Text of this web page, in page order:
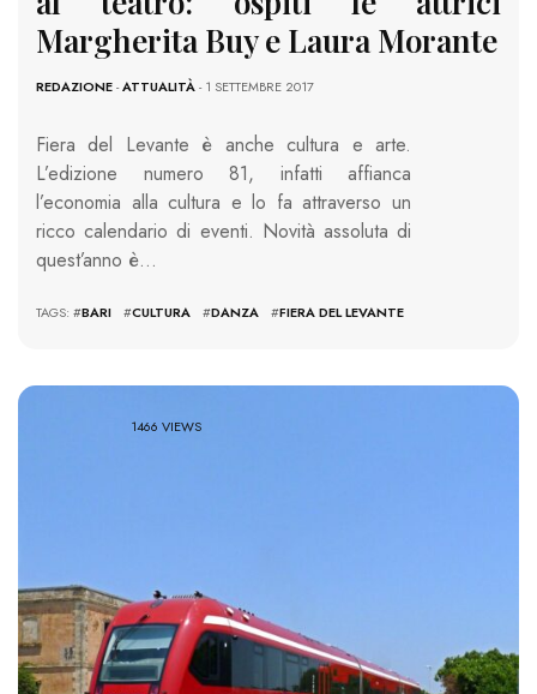
Margherita Buy e Laura Morante
REDAZIONE-ATTUALITÀ- 1 SETTEMBRE 2017
Fiera del Levante è anche cultura e arte.
L’edizione numero 81, infatti affianca
l’economia alla cultura e lo fa attraverso un
ricco calendario di eventi. Novità assoluta di
quest’anno è…
TAGS: #BARI #CULTURA #DANZA #FIERA DEL LEVANTE
1466 VIEWS